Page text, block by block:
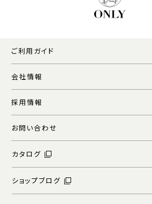
ご利用ガイド
会社情報
採用情報
お問い合わせ
カタログ
ショップブログ